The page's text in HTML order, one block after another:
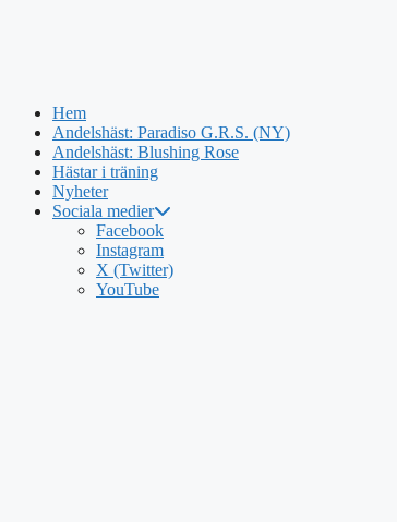
Hem
Andelshäst: Paradiso G.R.S. (NY)
Andelshäst: Blushing Rose
Hästar i träning
Nyheter
Sociala medier
Facebook
Instagram
X (Twitter)
YouTube